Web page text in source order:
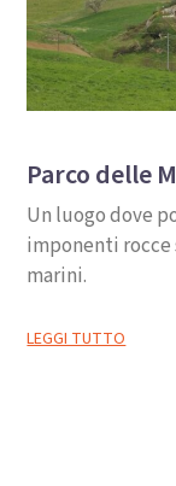
Parco delle
Un luogo dove
imponenti
marini.
LEGGI TUTTO